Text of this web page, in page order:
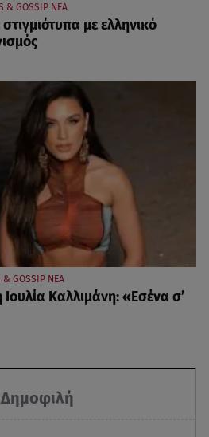
Δημοφιλή
& GOSSIP ΝΕΑ
με ελληνικό
& GOSSIP ΝΕΑ
Καλλιμάνη: «Εσένα σ’